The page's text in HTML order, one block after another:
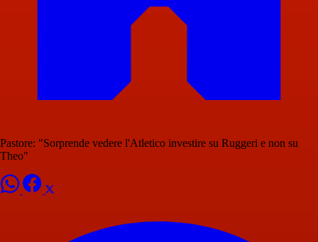
Pastore: "Sorprende vedere l'Atletico investire su Ruggeri e non su
Theo"